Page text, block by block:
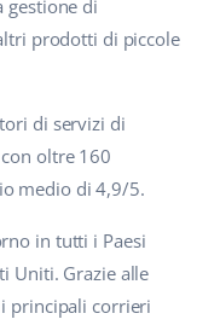
gestione di
prodotti di piccole
di servizi di
oltre 160
medio di 4,9/5.
in tutti i Paesi
Uniti. Grazie alle
principali corrieri